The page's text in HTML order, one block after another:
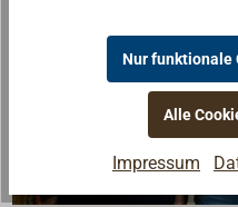
Nur funktionale
Alle
Impressum